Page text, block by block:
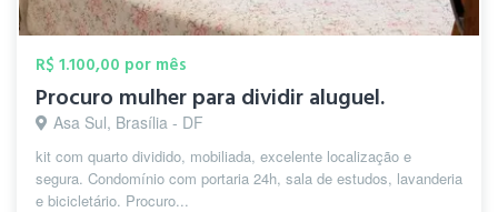
R$ 1.100,00 por mês
Procuro mulher para dividir aluguel.
Asa Sul, Brasília - DF
kit com quarto dividido, mobiliada, excelente localização e
segura. Condomínio com portaria 24h, sala de estudos, lavanderia
e bicicletário. Procuro...